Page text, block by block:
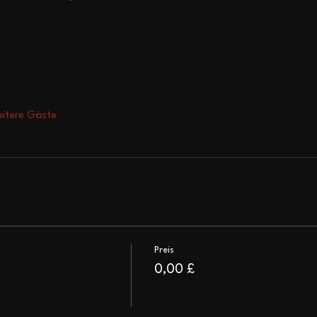
Gäste
Preis
0,00 £